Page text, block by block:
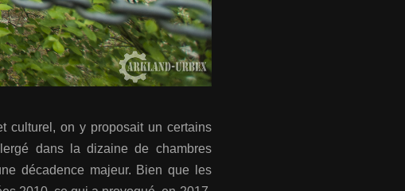
culturel, on y proposait un certains
dans la dizaine de chambres
décadence majeur. Bien que les